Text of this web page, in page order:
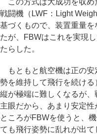
この方式は大成功を収め
戦闘機（LWF：Light
基づくもので、装置重量
たが、FBWはこれを実現
たらした。
もともと航空機は正の安
勢を維持して飛行を続け
縦が極端に難しくなるが
主眼だから、あまり安定性
ところがFBWを使うと、
ても飛行姿勢に乱れが出